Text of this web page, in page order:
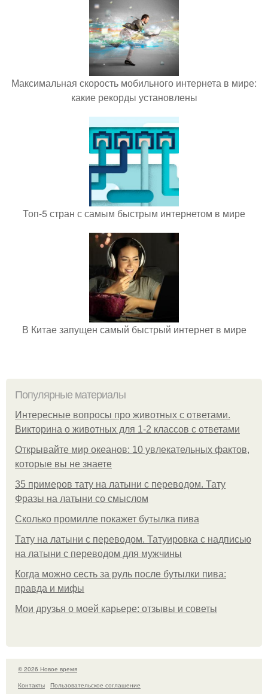
Максимальная скорость мобильного интернета в мире:
какие рекорды установлены
Топ-5 стран с самым быстрым интернетом в мире
В Китае запущен самый быстрый интернет в мире
Популярные материалы
Интересные вопросы про животных с ответами.
Викторина о животных для 1-2 классов с ответами
Открывайте мир океанов: 10 увлекательных фактов,
которые вы не знаете
35 примеров тату на латыни с переводом. Тату
Фразы на латыни со смыслом
Сколько промилле покажет бутылка пива
Тату на латыни с переводом. Татуировка с надписью
на латыни с переводом для мужчины
Когда можно сесть за руль после бутылки пива:
правда и мифы
Мои друзья о моей карьере: отзывы и советы
© 2026 Новое время
Контакты
Пользовательское соглашение